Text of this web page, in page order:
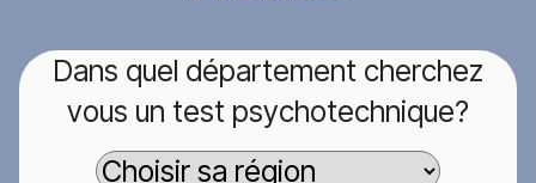
Dans quel département cherchez
vous un test psychotechnique?